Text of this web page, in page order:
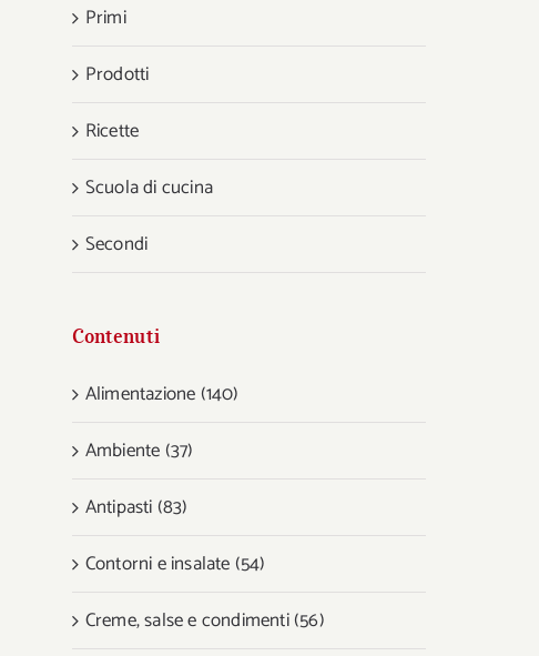
Primi
Prodotti
Ricette
Scuola di cucina
Secondi
Contenuti
Alimentazione (140)
Ambiente (37)
Antipasti (83)
Contorni e insalate (54)
Creme, salse e condimenti (56)